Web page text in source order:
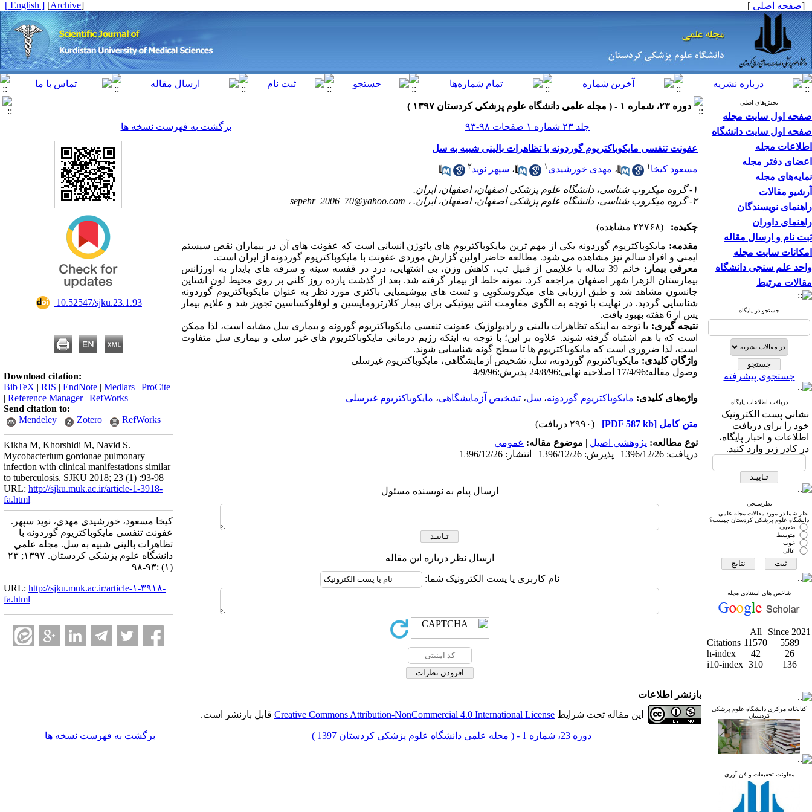
[صفحه اصلی ]
[
Archive
]
[ English ]
بخش‌های اصلی
صفحه اول سایت مجله
صفحه اول سایت دانشگاه
اطلاعات مجله
اعضای دفتر مجله
نمایه‌های مجله
آرشیو مقالات
راهنمای نویسندگان
راهنمای داوران
ثبت نام و ارسال مقاله
امکانات سایت مجله
واحد علم سنجی دانشگاه
مقالات مرتبط
جستجو در پایگاه
جستجوی پیشرفته
دریافت اطلاعات پایگاه
نشانی پست الکترونیک
خود را برای دریافت
اطلاعات و اخبار پایگاه،
در کادر زیر وارد کنید.
نظرسنجی
نظر شما در مورد مقالات مجله علمی
دانشگاه علوم پزشکی کردستان چیست؟
ضعیف
متوسط
خوب
عالی
شاخص های استنادی مجله
All
Since 2021
Citations 11570
5589
h-index
42
26
i10-index 310 136
کتابخانه مرکزی دانشگاه علوم پزشکی
کردستان
معاونت تحقیقات و فن آوری
دوره ۲۳، شماره ۱ - ( مجله علمی دانشگاه علوم پزشکی کردستان ۱۳۹۷ )
جلد ۲۳ شماره ۱ صفحات ۹۸-۹۳
برگشت به فهرست نسخه ها
عفونت تنفسی مایکوباکتریوم گوردونه با تظاهرات بالینی شبیه به سل
مسعود کیخا ۱ ، مهدی خورشیدی ۱ ، سپهر نوید۲
۱- گروه میکروب شناسی، دانشگاه علوم پزشکی اصفهان، اصفهان، ایران.
۲- گروه میکروب شناسی، دانشگاه علوم پزشکی اصفهان، اصفهان، ایران. ،
sepehr_2006_70@yahoo.com
چکیده:
(۲۲۷۶۸ مشاهده)
مقدمه: مایکوباکتریوم گوردونه یکی از مهم ترین مایکوباکتریوم های پاتوژن انسانی است که عفونت های آن در بیماران نقص سیستم
ایمنی و افراد سالم نیز مشاهده می شود. مطالعه حاضر اولین گزارش موردی عفونت با مایکوباکتریوم گوردونه از ایران است.
معرفی بیمار:
خانم 39 ساله با علایمی از قبیل تب، کاهش وزن، بی اشتهایی، درد در قفسه سینه و سرفه های پایدار به اورژانس
بیمارستان الزهرا شهر اصفهان مراجعه کرد. نمونه خلط از بیمار گرفته شد. بعد از گذشت یازده روز کلنی بر روی محیط لون اشتاین
جانسون مشاهد شد و طبق ارزیابی های میکروسکوپی و تست های بیوشیمیایی باکتری مورد نظر به عنوان مایکوباکتریوم گوردونه
شناسایی گردید. در نهایت با توجه به الگوی مقاومت آنتی بیوتیکی برای بیمار کلارترومایسین و لوفلوکساسین تجویز شد و علایم بیمار
پس از 6 هفته بهبود یافت.
نتیجه گیری: با توجه به اینکه تظاهرات بالینی و رادیولوژیک عفونت تنفسی مایکوباکتریوم گورونه و بیماری سل مشابه است، لذا ممکن
است که با هم اشتباه گرفته شوند. علاوه بر این؛ با توجه به اینکه رژیم درمانی مایکوباکتریوم های غیر سلی و بیماری سل متفاوت
است، لذا ضروری است که مایکوباکتریوم ها تا سطح گونه شناسایی شوند.
واژگان کلیدی: مایکوباکتریوم گوردونه، سل، تشخیص آزمایشگاهی، مایکوباکتریوم غیرسلی
وصول مقاله:17/4/96 اصلاحیه نهایی:24/8/96 پذیرش:4/9/96
واژه‌های کلیدی: مایکوباکتریوم گوردونه، سل، تشخیص آزمایشگاهی، مایکوباکتریوم غیرسلی
متن کامل [PDF 587 kb]
(۲۹۹۰ دریافت)
نوع مطالعه: پژوهشي اصیل | موضوع مقاله: عمومى
دریافت: 1396/12/26 | پذیرش: 1396/12/26 | انتشار: 1396/12/26
ارسال پیام به نویسنده مسئول
ارسال نظر درباره این مقاله
نام کاربری یا پست الکترونیک شما:
‎ 10.52547/sjku.23.1.93
Download citation:
BibTeX | RIS | EndNote | Medlars | ProCite
| Reference Manager| RefWorks
Send citation to:
Mendeley
Zotero RefWorks
Kikha M, Khorshidi M, Navid S.
Mycobacterium gordonae pulmonary
infection with clinical manifestations similar
to tuberculosis. SJKU 2018; 23 (1) :93-98
URL: http://sjku.muk.ac.ir/article-1-3918-
fa.html
کیخا مسعود، خورشیدی مهدی، نوید سپهر.
عفونت تنفسی مایکوباکتریوم گوردونه با
تظاهرات بالینی شبیه به سل. مجله علمي
دانشگاه علوم پزشكي كردستان. ۱۳۹۷; ۲۳
(۱) :۹۳-۹۸
URL: http://sjku.muk.ac.ir/article-۱-۳۹۱۸-
fa.html
بازنشر اطلاعات
این مقاله تحت شرایط Creative Commons Attribution-NonCommercial 4.0 International License قابل بازنشر است.
دوره 23، شماره 1 - ( مجله علمی دانشگاه علوم پزشکی کردستان 1397 ) برگشت به فهرست نسخه ها